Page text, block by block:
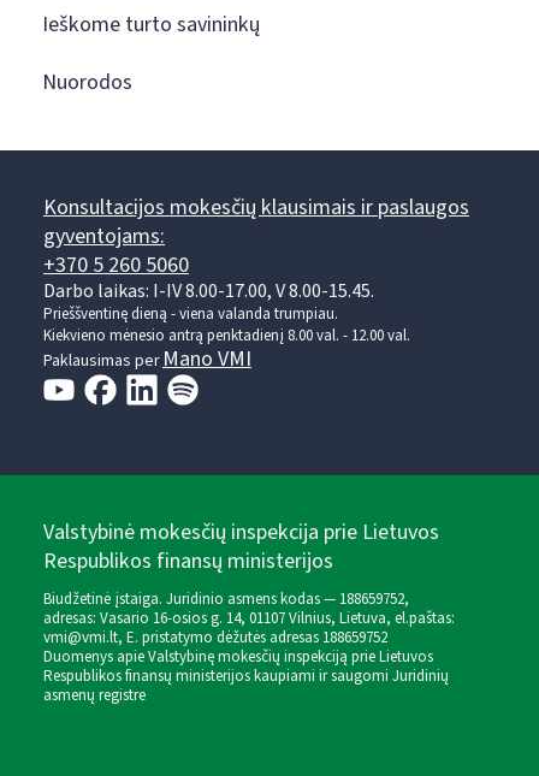
Ieškome turto savininkų
Nuorodos
Konsultacijos mokesčių klausimais ir paslaugos
gyventojams:
+370 5 260 5060
Darbo laikas: I-IV 8.00-17.00, V 8.00-15.45.
Prieššventinę dieną - viena valanda trumpiau.
Kiekvieno mėnesio antrą penktadienį 8.00 val. - 12.00 val.
Paklausimas perMano VMI
Valstybinė mokesčių inspekcija prie Lietuvos
Respublikos finansų ministerijos
Biudžetinė įstaiga. Juridinio asmens kodas — 188659752,
adresas: Vasario 16-osios g. 14, 01107 Vilnius, Lietuva, el.paštas:
vmi@vmi.lt, E. pristatymo dėžutės adresas 188659752
Duomenys apie Valstybinę mokesčių inspekciją prie Lietuvos
Respublikos finansų ministerijos kaupiami ir saugomi Juridinių
asmenų registre